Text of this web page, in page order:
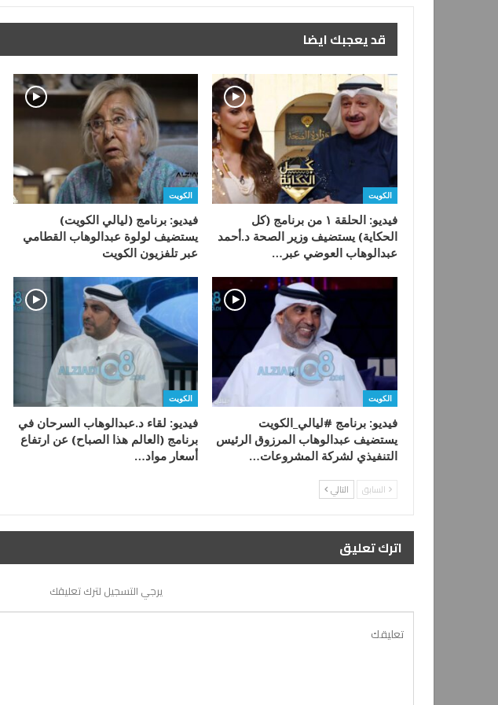
قد يعجبك ايضا
الكويت
فيديو: الحلقة ١ من برنامج (كل
الحكاية) يستضيف وزير الصحة د.أحمد
عبدالوهاب العوضي عبر…
الكويت
فيديو: برنامج (ليالي الكويت)
يستضيف لولوة عبدالوهاب القطامي
عبر تلفزيون الكويت
الكويت
فيديو: برنامج #ليالي_الكويت
يستضيف عبدالوهاب المرزوق الرئيس
التنفيذي لشركة المشروعات…
الكويت
فيديو: لقاء د.عبدالوهاب السرحان في
برنامج (العالم هذا الصباح) عن ارتفاع
أسعار مواد…
السابق التالي
اترك تعليق
يرجي التسجيل لترك تعليقك